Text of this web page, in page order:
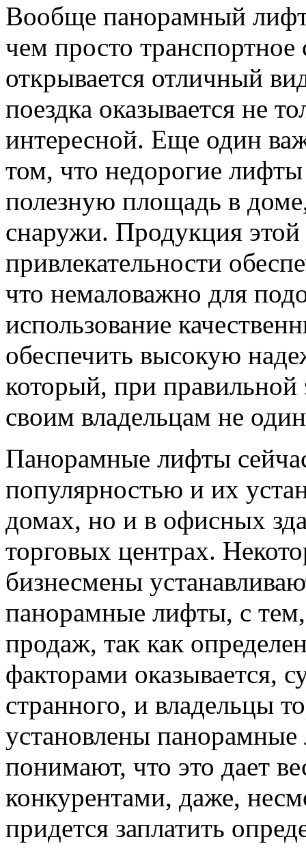
Вообще панорамный
чем просто транспортное
открывается отличный
поездка оказывается не
интересной. Еще один
том, что недорогие
полезную площадь в
снаружи. Продукция
привлекательности
что немаловажно для
использование
обеспечить высокую
который, при правильной
своим владельцам не
Панорамные лифты
популярностью и их
домах, но и в офисных
торговых центрах.
бизнесмены
панорамные лифты, с
продаж, так как
факторами оказывается,
странного, и владельцы
установлены
понимают, что это дает
конкурентами, даже,
придется заплатить